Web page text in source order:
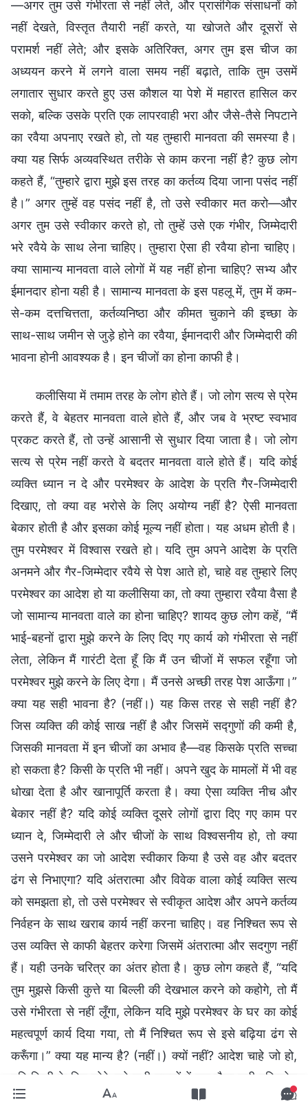
—अगर तुम उसे गंभीरता से नहीं लेते, और प्रासंगिक संसाधनों को
नहीं देखते, विस्तृत तैयारी नहीं करते, या खोजते और दूसरों से
परामर्श नहीं लेते; और इसके अतिरिक्त, अगर तुम इस चीज का
अध्ययन करने में लगने वाला समय नहीं बढ़ाते, ताकि तुम उसमें
लगातार सुधार करते हुए उस कौशल या पेशे में महारत हासिल कर
सको, बल्कि उसके प्रति एक लापरवाही भरा और जैसे-तैसे निपटाने
का रवैया अपनाए रखते हो, तो यह तुम्हारी मानवता की समस्या है।
क्या यह सिर्फ अव्यवस्थित तरीके से काम करना नहीं है? कुछ लोग
कहते हैं, “तुम्हारे द्वारा मुझे इस तरह का कर्तव्य दिया जाना पसंद नहीं
है।” अगर तुम्हें वह पसंद नहीं है, तो उसे स्वीकार मत करो—और
अगर तुम उसे स्वीकार करते हो, तो तुम्हें उसे एक गंभीर, जिम्मेदारी
भरे रवैये के साथ लेना चाहिए। तुम्हारा ऐसा ही रवैया होना चाहिए।
क्या सामान्य मानवता वाले लोगों में यह नहीं होना चाहिए? सभ्य और
ईमानदार होना यही है। सामान्य मानवता के इस पहलू में, तुम में कम-
से-कम दत्तचित्तता, कर्तव्यनिष्ठा और कीमत चुकाने की इच्छा के
साथ-साथ जमीन से जुड़े होने का रवैया, ईमानदारी और जिम्मेदारी की
भावना होनी आवश्यक है। इन चीजों का होना काफी है।
कलीसिया में तमाम तरह के लोग होते हैं। जो लोग सत्य से प्रेम
करते हैं, वे बेहतर मानवता वाले होते हैं, और जब वे भ्रष्ट स्वभाव
प्रकट करते हैं, तो उन्हें आसानी से सुधार दिया जाता है। जो लोग
सत्य से प्रेम नहीं करते वे बदतर मानवता वाले होते हैं। यदि कोई
व्यक्ति ध्यान न दे और परमेश्वर के आदेश के प्रति गैर-जिम्मेदारी
दिखाए, तो क्या वह भरोसे के लिए अयोग्य नहीं है? ऐसी मानवता
बेकार होती है और इसका कोई मूल्य नहीं होता। यह अधम होती है।
तुम परमेश्वर में विश्वास रखते हो। यदि तुम अपने आदेश के प्रति
अनमने और गैर-जिम्मेदार रवैये से पेश आते हो, चाहे वह तुम्हारे लिए
परमेश्वर का आदेश हो या कलीसिया का, तो क्या तुम्हारा रवैया वैसा है
जो सामान्य मानवता वाले का होना चाहिए? शायद कुछ लोग कहें, “मैं
भाई-बहनों द्वारा मुझे करने के लिए दिए गए कार्य को गंभीरता से नहीं
लेता, लेकिन मैं गारंटी देता हूँ कि मैं उन चीजों में सफल रहूँगा जो
परमेश्वर मुझे करने के लिए देगा। मैं उनसे अच्छी तरह पेश आऊँगा।”
क्या यह सही भावना है? (नहीं।) यह किस तरह से सही नहीं है?
जिस व्यक्ति की कोई साख नहीं है और जिसमें सद्गुणों की कमी है,
जिसकी मानवता में इन चीजों का अभाव है—वह किसके प्रति सच्चा
हो सकता है? किसी के प्रति भी नहीं। अपने खुद के मामलों में भी वह
धोखा देता है और खानापूर्ति करता है। क्या ऐसा व्यक्ति नीच और
बेकार नहीं है? यदि कोई व्यक्ति दूसरे लोगों द्वारा दिए गए काम पर
ध्यान दे, जिम्मेदारी ले और चीजों के साथ विश्वसनीय हो, तो क्या
उसने परमेश्वर का जो आदेश स्वीकार किया है उसे वह और बदतर
ढंग से निभाएगा? यदि अंतरात्मा और विवेक वाला कोई व्यक्ति सत्य
को समझता हो, तो उसे परमेश्वर से स्वीकृत आदेश और अपने कर्तव्य
निर्वहन के साथ खराब कार्य नहीं करना चाहिए। वह निश्चित रूप से
उस व्यक्ति से काफी बेहतर करेगा जिसमें अंतरात्मा और सदगुण नहीं
हैं। यही उनके चरित्र का अंतर होता है। कुछ लोग कहते हैं, “यदि
तुम मुझसे किसी कुत्ते या बिल्ली की देखभाल करने को कहोगे, तो मैं
उसे गंभीरता से नहीं लूँगा, लेकिन यदि मुझे परमेश्वर के घर का कोई
महत्वपूर्ण कार्य दिया गया, तो मैं निश्चित रूप से इसे बढ़िया ढंग से
करूँगा।” क्या यह मान्य है? (नहीं।) क्यों नहीं? आदेश चाहे जो हो,
यदि किसी के लिए छोटे-बड़े सभी मामलों में एक जैसा सही दृष्टिकोण
हो, और वह दिल से सही और श्रेष्ठ हो, उसमें सत्यनिष्ठा और साख